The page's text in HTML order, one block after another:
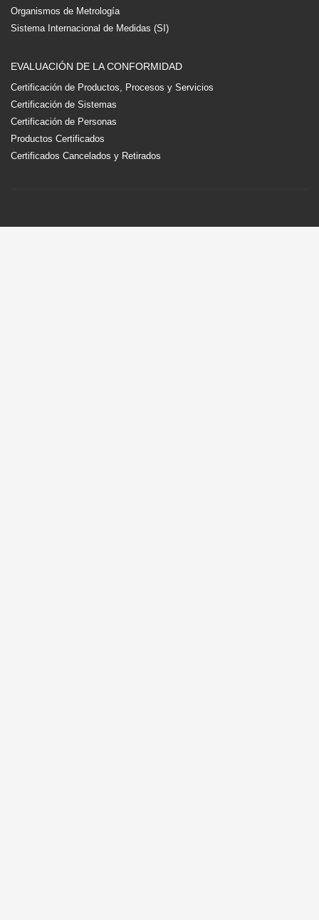
Organismos de Metrología
Sistema Internacional de Medidas (SI)
EVALUACIÓN DE LA CONFORMIDAD
Certificación de Productos, Procesos y Servicios
Certificación de Sistemas
Certificación de Personas
Productos Certificados
Certificados Cancelados y Retirados